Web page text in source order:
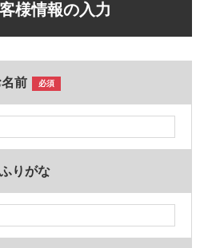
様情報の入力
前 必須
ふりがな